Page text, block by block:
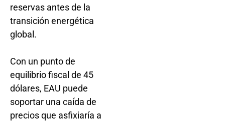
reservas antes de la
transición energética
global.
Con un punto de
equilibrio fiscal de 45
dólares, EAU puede
soportar una caída de
precios que asfixiaría a